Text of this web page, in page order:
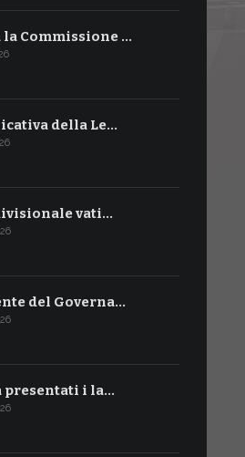
Commissione …
della Le…
vati…
del Governa…
presentati i la…